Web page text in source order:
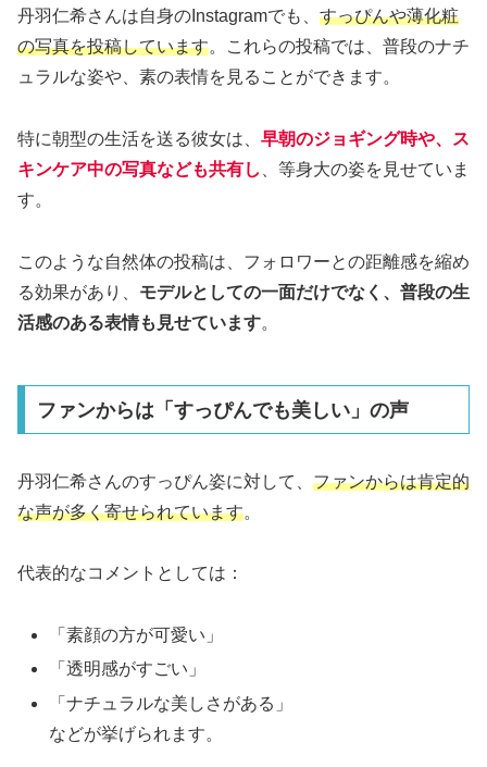
丹羽仁希さんは自身のInstagramでも、 すっぴんや薄化粧
の写真を投稿しています。これらの投稿では、普段のナチ
ュラルな姿や、素の表情を見ることができます。
特に朝型の生活を送る彼女は、 早朝のジョギング時や、ス
キンケア中の写真なども共有し
、等身大の姿を見せていま
す。
このような自然体の投稿は、フォロワーとの距離感を縮め
る効果があり、 モデルとしての一面だけでなく、普段の生
活感のある表情も見せています。
ファンからは「すっぴんでも美しい」の声
丹羽仁希さんのすっぴん姿に対して、 ファンからは肯定的
な声が多く寄せられています。
代表的なコメントとしては：
「素顔の方が可愛い」
「透明感がすごい」
「ナチュラルな美しさがある」
などが挙げられます。